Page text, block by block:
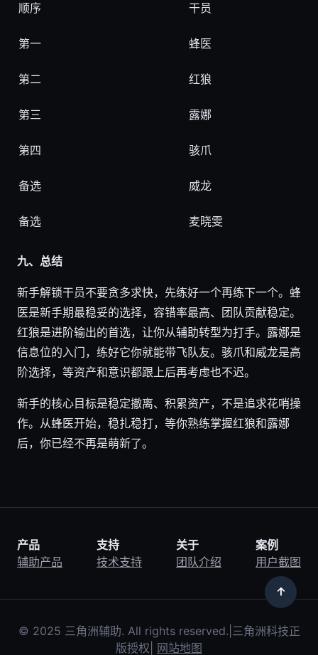
顺序 干员
第一 蜂医
第二 红狼
第三 露娜
第四 骇爪
备选 威龙
备选 麦晓雯
九、总结
新手解锁干员不要贪多求快，先练好一个再练下一个。蜂
医是新手期最稳妥的选择，容错率最高、团队贡献稳定。
红狼是进阶输出的首选，让你从辅助转型为打手。露娜是
信息位的入门，练好它你就能带飞队友。骇爪和威龙是高
阶选择，等资产和意识都跟上后再考虑也不迟。
新手的核心目标是稳定撤离、积累资产，不是追求花哨操
作。从蜂医开始，稳扎稳打，等你熟练掌握红狼和露娜
后，你已经不再是萌新了。
产品
辅助产品
支持
技术支持
关于
团队介绍
案例
用户截图
© 2025 三角洲辅助. All rights reserved.|三角洲科技正
版授权| 网站地图